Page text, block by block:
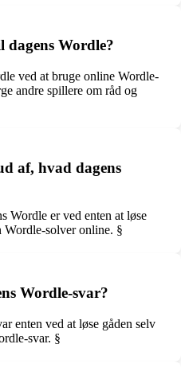
Wordle?
ved at bruge online Wordle-
andre spillere om råd og
af, hvad dagens
Wordle er ved enten at løse
Wordle-solver online. §
Wordle-svar?
enten ved at løse gåden selv
svar. §